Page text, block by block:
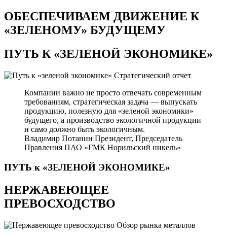
ОБЕСПЕЧИВАЕМ ДВИЖЕНИЕ К
«ЗЕЛЕНОМУ» БУДУЩЕМУ
ПУТЬ К«ЗЕЛЕНОЙ ЭКОНОМИКЕ»
Стратегический отчет
Компании важно не просто отвечать современным
требованиям, стратегическая задача — выпускать
продукцию, полезную для «зеленой экономики»
будущего, а производство экологичной продукции
и само должно быть экологичным.
Владимир Потанин Президент, Председатель
Правления ПАО «ГМК Норильский никель»
ПУТЬ к «ЗЕЛЕНОЙ ЭКОНОМИКЕ»
НЕРЖАВЕЮЩЕЕ
ПРЕВОСХОДСТВО
Обзор рынка металлов